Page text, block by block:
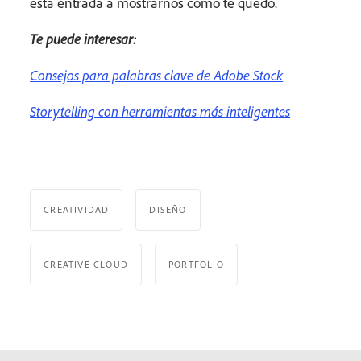
Te puede interesar:
Consejos para palabras clave de Adobe Stock
Storytelling con herramientas más inteligentes
CREATIVIDAD DISEÑO
CREATIVE CLOUD PORTFOLIO